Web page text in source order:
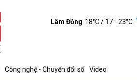
Lâm Đồng 18°C/ 17 - 23°C
Công nghệ - Chuyển đổi số Video